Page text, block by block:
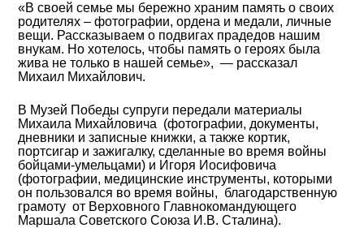
«В своей семье мы бережно храним память о своих
родителях – фотографии, ордена и медали, личные
вещи. Рассказываем о подвигах прадедов нашим
внукам. Но хотелось, чтобы память о героях была
жива не только в нашей семье», — рассказал
Михаил Михайлович.
В Музей Победы супруги передали материалы
Михаила Михайловича (фотографии, документы,
дневники и записные книжки, а также кортик,
портсигар и зажигалку, сделанные во время войны
бойцами-умельцами) и Игоря Иосифовича
(фотографии, медицинские инструменты, которыми
он пользовался во время войны, благодарственную
грамоту от Верховного Главнокомандующего
Маршала Советского Союза И.В. Сталина).